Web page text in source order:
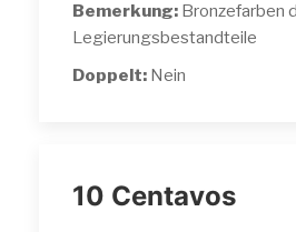
Bemerkung: Bronzefarben
Legierungsbestandteile
Doppelt: Nein
10 Centavos